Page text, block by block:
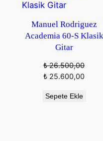
Manuel Rodriguez
Academia 60-S Klasik
Gitar
₺26.500,00
Orijinal
₺ 26.500,00.
₺ 25.600,00
₺
Sepete Ekle